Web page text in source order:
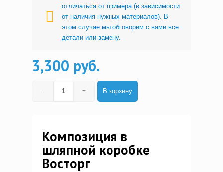
отличаться от примера (в зависимости
от наличия нужных материалов). В
этом случае мы обговорим с вами все
детали или замену.
3,300 руб.
В корзину
Композиция в
шляпной коробке
Восторг